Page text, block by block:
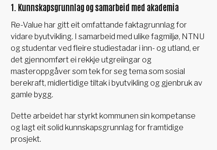
1. Kunnskapsgrunnlag og samarbeid med akademia
Re-Value har gitt eit omfattande faktagrunnlag for
vidare byutvikling. I samarbeid med ulike fagmiljø, NTNU
og studentar ved fleire studiestadar i inn- og utland, er
det gjennomført ei rekkje utgreiingar og
masteroppgåver som tek for seg tema som sosial
berekraft, midlertidige tiltak i byutvikling og gjenbruk av
gamle bygg.
Dette arbeidet har styrkt kommunen sin kompetanse
og lagt eit solid kunnskapsgrunnlag for framtidige
prosjekt.